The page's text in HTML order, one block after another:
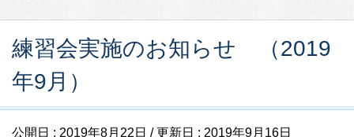
練習会実施のお知らせ （2019
年9月）
公開日 : 2019年8月22日 / 更新日 : 2019年9月16日